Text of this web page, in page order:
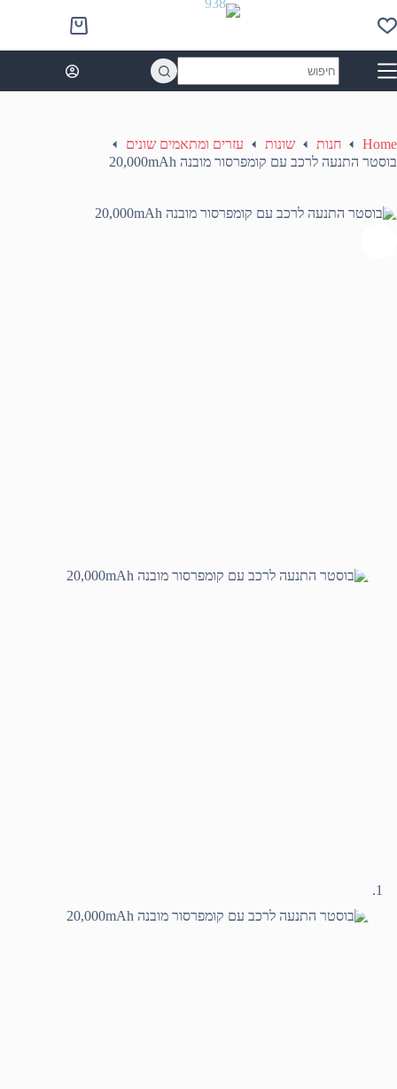
to
content
Shopping
cart
results
Home חנות שונות
עזרים ומתאמים שונים
בוסטר התנעה לרכב עם קומפרסור מובנה 20,000mAh